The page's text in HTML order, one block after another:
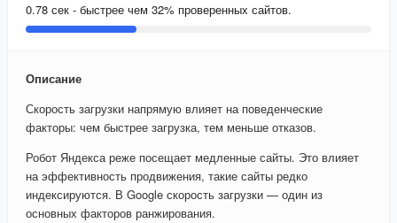
0.78 сек - быстрее чем 32% проверенных сайтов.
Описание
Скорость загрузки напрямую влияет на поведенческие
факторы: чем быстрее загрузка, тем меньше отказов.
Робот Яндекса реже посещает медленные сайты. Это влияет
на эффективность продвижения, такие сайты редко
индексируются. В Google скорость загрузки — один из
основных факторов ранжирования.